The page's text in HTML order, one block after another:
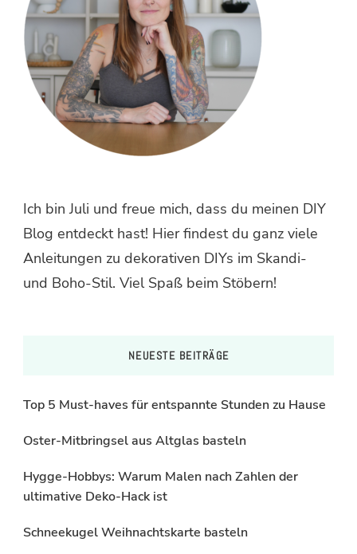
Ich bin Juli und freue mich, dass du meinen DIY
Blog entdeckt hast! Hier findest du ganz viele
Anleitungen zu dekorativen DIYs im Skandi-
und Boho-Stil. Viel Spaß beim Stöbern!
NEUESTE BEITRÄGE
Top 5 Must-haves für entspannte Stunden zu Hause
Oster-Mitbringsel aus Altglas basteln
Hygge-Hobbys: Warum Malen nach Zahlen der
ultimative Deko-Hack ist
Schneekugel Weihnachtskarte basteln